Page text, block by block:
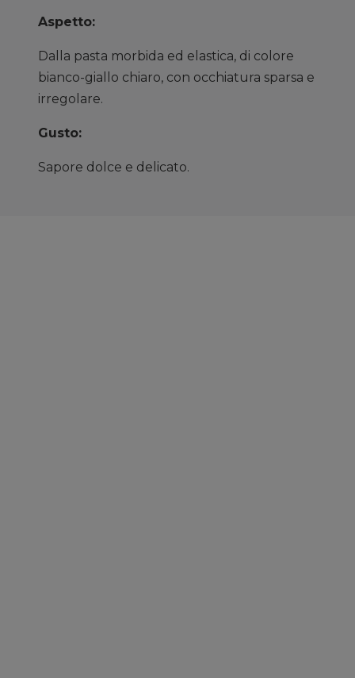
Aspetto:
Dalla pasta morbida ed elastica, di colore
bianco-giallo chiaro, con occhiatura sparsa e
irregolare.
Gusto:
Sapore dolce e delicato.